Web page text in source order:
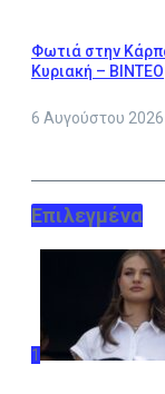
Φωτιά στην
Κυριακή – ΒΙΝΤΕΟ
6 Αυγούστου 2026
Επιλεγμένα
1